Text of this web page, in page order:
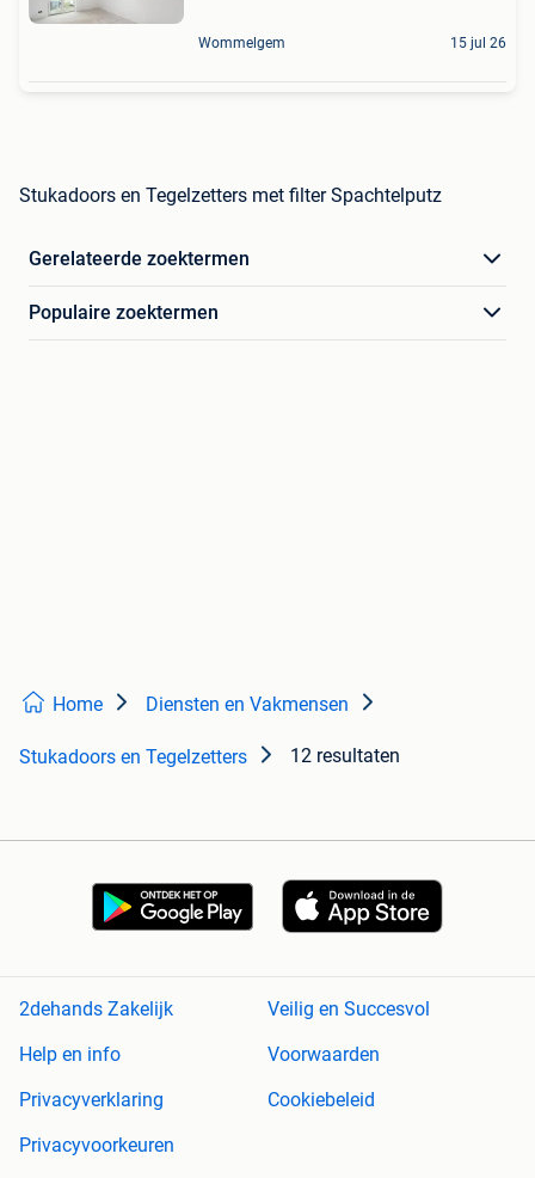
Wommelgem 15 jul 26
Stukadoors en Tegelzetters met filter Spachtelputz
Gerelateerde zoektermen
Populaire zoektermen
Home Diensten en Vakmensen
Stukadoors en Tegelzetters 12 resultaten
2dehands Zakelijk
Veilig en Succesvol
Help en info
Voorwaarden
Privacyverklaring
Cookiebeleid
Privacyvoorkeuren